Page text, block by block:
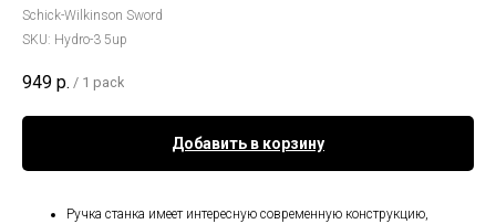
Schick-Wilkinson Sword
SKU: Hydro-3 5up
949 р. / 1 pack
Добавить в корзину
Ручка станка имеет интересную современную конструкцию,